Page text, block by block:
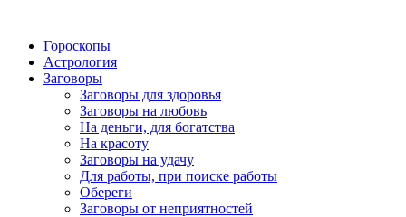
Гороскопы
Астрология
Заговоры
Заговоры для здоровья
Заговоры на любовь
На деньги, для богатства
На красоту
Заговоры на удачу
Для работы, при поиске работы
Обереги
Заговоры от неприятностей